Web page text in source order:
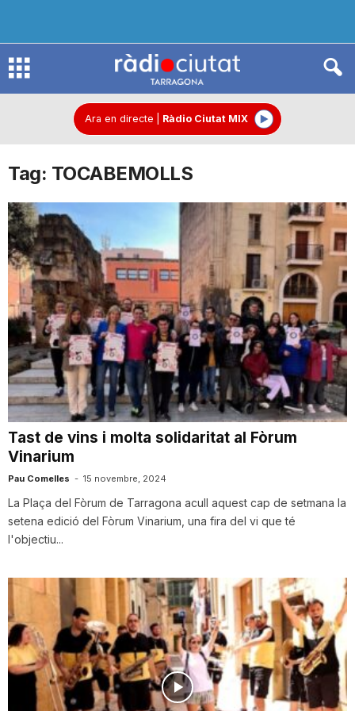
R
d
i
o
C
i
u
t
a
t
d
e
Ara en directe Ràdio Ciutat MIX
Tag: TOCABEMOLLS
Tast de vins i molta solidaritat al Fòrum
Vinarium
Pau Comelles - 15 novembre, 2024
La Plaça del Fòrum de Tarragona acull aquest cap de setmana la
setena edició del Fòrum Vinarium, una fira del vi que té
l'objectiu...